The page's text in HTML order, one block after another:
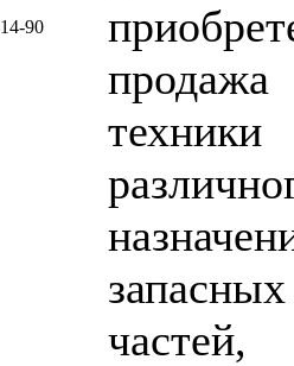
90
продажа
техники
запасных
частей,